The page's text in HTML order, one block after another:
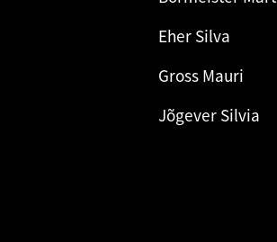
Eher Silva
Gross Mauri
Jõgever Silvia